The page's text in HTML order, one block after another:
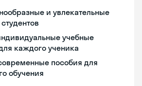
и увлекательные
учебные
каждого ученика
пособия для
обучения